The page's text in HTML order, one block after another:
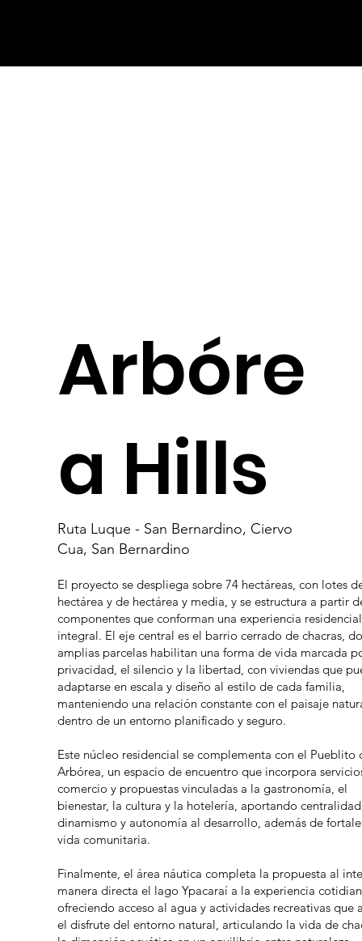
Arbóre
a Hills
Ruta Luque - San Bernardino, Ciervo
Cua, San Bernardino
El proyecto se despliega sobre 74 hectáreas, con lotes
hectárea y de hectárea y media, y se estructura a partir
componentes que conforman una experiencia residencial
integral. El eje central es el barrio cerrado de chacras,
amplias parcelas habilitan una forma de vida marcada
privacidad, el silencio y la libertad, con viviendas que
adaptarse en escala y diseño al estilo de cada familia,
manteniendo una relación constante con el paisaje
dentro de un entorno planificado y seguro.
Este núcleo residencial se complementa con el Pueblito
Arbórea, un espacio de encuentro que incorpora
comercio y propuestas vinculadas a la gastronomía, el
bienestar, la cultura y la hotelería, aportando
dinamismo y autonomía al desarrollo, además de
vida comunitaria.
Finalmente, el área náutica completa la propuesta al
manera directa el lago Ypacaraí a la experiencia
ofreciendo acceso al agua y actividades recreativas que
el disfrute del entorno natural, articulando la vida de